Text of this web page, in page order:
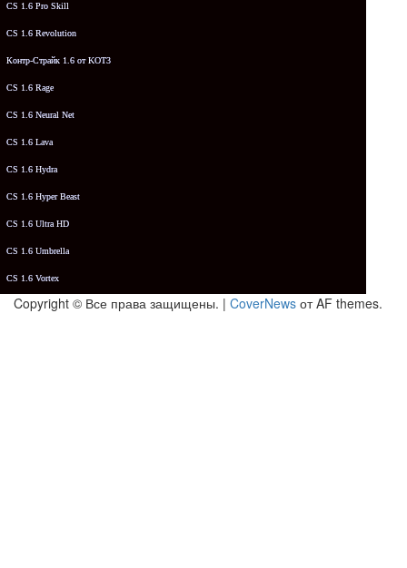
CS 1.6 Pro Skill
CS 1.6 Revolution
Контр-Страйк 1.6 от KOT3
CS 1.6 Rage
CS 1.6 Neural Net
CS 1.6 Lava
CS 1.6 Hydra
CS 1.6 Hyper Beast
CS 1.6 Ultra HD
CS 1.6 Umbrella
CS 1.6 Vortex
Copyright © Все права защищены. | CoverNews от AF themes.